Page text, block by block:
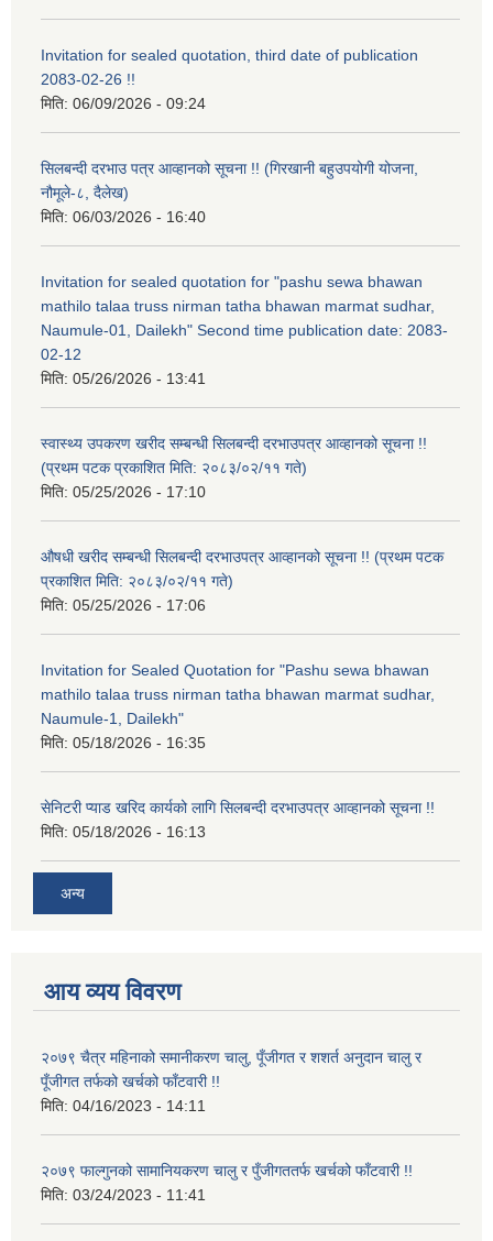
Invitation for sealed quotation, third date of publication
2083-02-26 !!
मिति: 06/09/2026 - 09:24
सिलबन्दी दरभाउ पत्र आव्हानको सूचना !! (गिरखानी बहुउपयोगी योजना,
नौमूले-८, दैलेख)
मिति: 06/03/2026 - 16:40
Invitation for sealed quotation for "pashu sewa bhawan
mathilo talaa truss nirman tatha bhawan marmat sudhar,
Naumule-01, Dailekh" Second time publication date: 2083-
02-12
मिति: 05/26/2026 - 13:41
स्वास्थ्य उपकरण खरीद सम्बन्धी सिलबन्दी दरभाउपत्र आव्हानको सूचना !!
(प्रथम पटक प्रकाशित मिति: २०८३/०२/११ गते)
मिति: 05/25/2026 - 17:10
औषधी खरीद सम्बन्धी सिलबन्दी दरभाउपत्र आव्हानको सूचना !! (प्रथम पटक
प्रकाशित मिति: २०८३/०२/११ गते)
मिति: 05/25/2026 - 17:06
Invitation for Sealed Quotation for "Pashu sewa bhawan
mathilo talaa truss nirman tatha bhawan marmat sudhar,
Naumule-1, Dailekh"
मिति: 05/18/2026 - 16:35
सेनिटरी प्याड खरिद कार्यको लागि सिलबन्दी दरभाउपत्र आव्हानको सूचना !!
मिति: 05/18/2026 - 16:13
अन्य
आय व्यय विवरण
२०७९ चैत्र महिनाको समानीकरण चालु, पूँजीगत र शशर्त अनुदान चालु र
पूँजीगत तर्फको खर्चको फाँटवारी !!
मिति: 04/16/2023 - 14:11
२०७९ फाल्गुनको सामानियकरण चालु र पुँजीगततर्फ खर्चको फाँटवारी !!
मिति: 03/24/2023 - 11:41